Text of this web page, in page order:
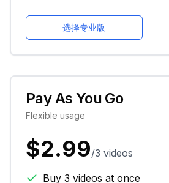
选择专业版
Pay As You Go
Flexible usage
$2.99/3 videos
Buy 3 videos at once